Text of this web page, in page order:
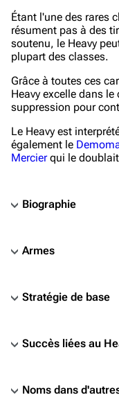
Étant l'une des rares
résument pas à des
soutenu, le Heavy
plupart des classes.
Grâce à toutes ces
Heavy excelle dans
suppression pour
Le Heavy est
également le
Mercierqui le
Biographie
Armes
Stratégie de base
Succès liées au
Noms dans